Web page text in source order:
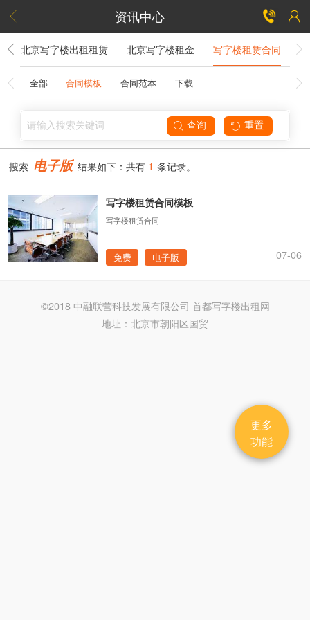
 资讯中心 
北京写字楼出租租赁 北京写字楼租金 写字楼租赁合同
全部 合同模板 合同范本 下载
 
搜索 电子版 结果如下：共有 1 条记录。
写字楼租赁合同模板
写字楼租赁合同
免费 电子版 07-06
©2018 中融联营科技发展有限公司 首都写字楼出租网
地址：北京市朝阳区国贸
更多
功能